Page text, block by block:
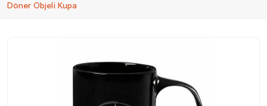
Fason Ambalajlama
Döner Objeli Kupa